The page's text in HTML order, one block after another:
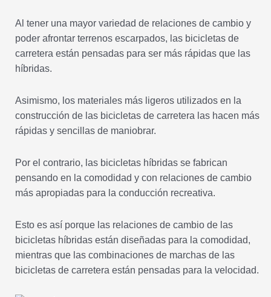
Al tener una mayor variedad de relaciones de cambio y
poder afrontar terrenos escarpados, las bicicletas de
carretera están pensadas para ser más rápidas que las
híbridas.
Asimismo, los materiales más ligeros utilizados en la
construcción de las bicicletas de carretera las hacen más
rápidas y sencillas de maniobrar.
Por el contrario, las bicicletas híbridas se fabrican
pensando en la comodidad y con relaciones de cambio
más apropiadas para la conducción recreativa.
Esto es así porque las relaciones de cambio de las
bicicletas híbridas están diseñadas para la comodidad,
mientras que las combinaciones de marchas de las
bicicletas de carretera están pensadas para la velocidad.